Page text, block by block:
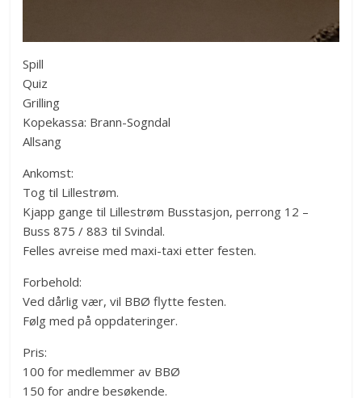
Spill
Quiz
Grilling
Kopekassa: Brann-Sogndal
Allsang
Ankomst:
Tog til Lillestrøm.
Kjapp gange til Lillestrøm Busstasjon, perrong 12 –
Buss 875 / 883 til Svindal.
Felles avreise med maxi-taxi etter festen.
Forbehold:
Ved dårlig vær, vil BBØ flytte festen.
Følg med på oppdateringer.
Pris:
100 for medlemmer av BBØ
150 for andre besøkende.